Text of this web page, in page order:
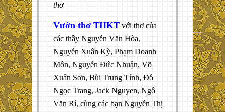
thơ
Vườn thơ THKT với thơ của
các thầy Nguyễn Văn Hòa,
Nguyễn Xuân Kỳ, Phạm Doanh
Môn, Nguyễn Đức Nhuận, Võ
Xuân Sơn, Bùi Trung Tính, Đỗ
Ngọc Trang, Jack Nguyen, Ngô
Văn Rí, cùng các bạn Nguyễn Thị